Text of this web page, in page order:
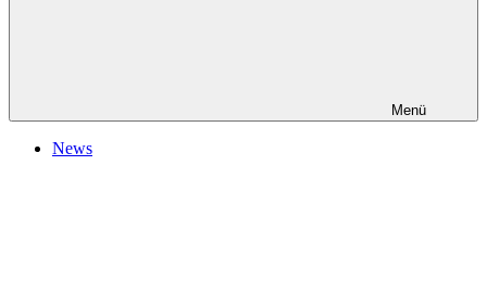
Menü
News